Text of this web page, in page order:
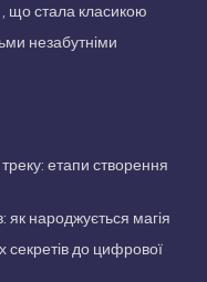
що стала класикою
незабутніми
етапи створення
як народжується магія
секретів до цифрової